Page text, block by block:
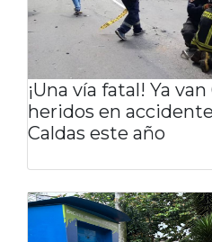
¡Una vía fatal! Ya
heridos en
Caldas este año